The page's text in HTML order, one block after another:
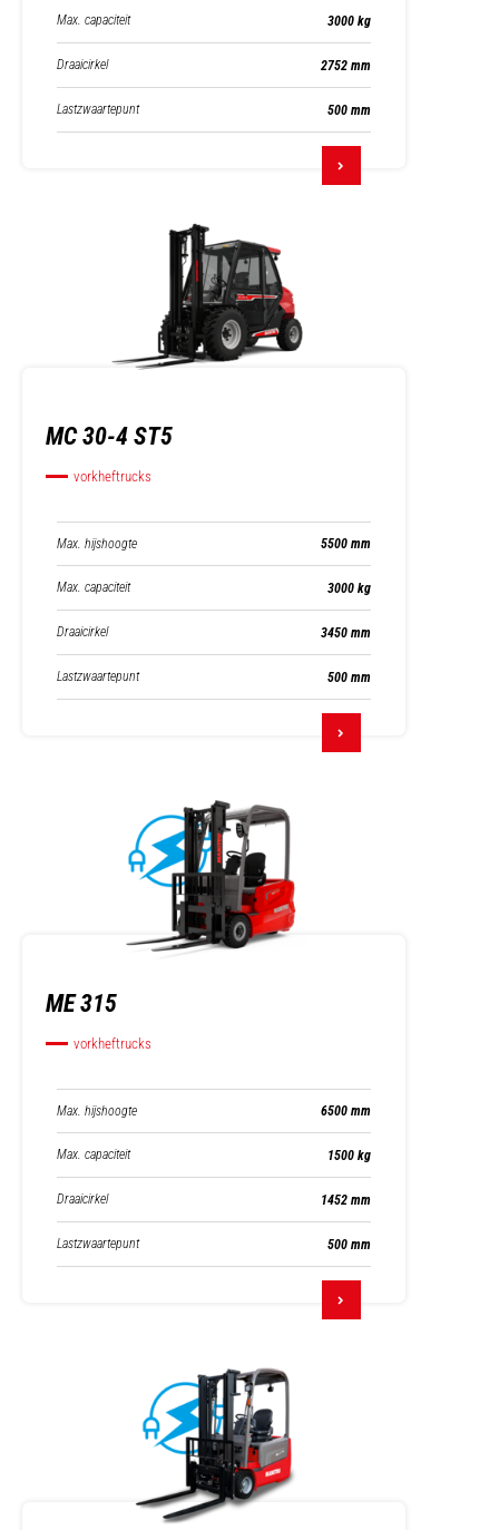
Max. capaciteit 3000 kg
Draaicirkel 2752 mm
Lastzwaartepunt 500 mm
MC 30-4 ST5
vorkheftrucks
Max. hijshoogte 5500 mm
Max. capaciteit 3000 kg
Draaicirkel 3450 mm
Lastzwaartepunt 500 mm
ME 315
vorkheftrucks
Max. hijshoogte 6500 mm
Max. capaciteit 1500 kg
Draaicirkel 1452 mm
Lastzwaartepunt 500 mm